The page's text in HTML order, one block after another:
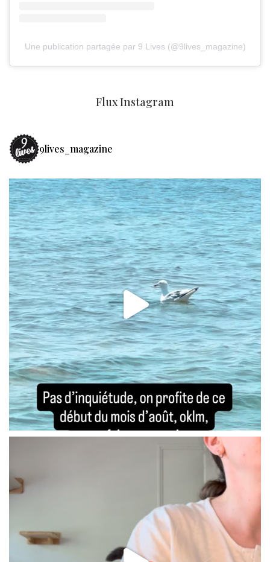
Une publication partagée par 9 Lives (@9lives_magazine)
Flux Instagram
9lives_magazine